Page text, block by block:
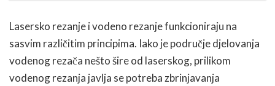
Lasersko rezanje i vodeno rezanje funkcioniraju na
sasvim različitim principima. Iako je područje djelovanja
vodenog rezača nešto šire od laserskog, prilikom
vodenog rezanja javlja se potreba zbrinjavanja